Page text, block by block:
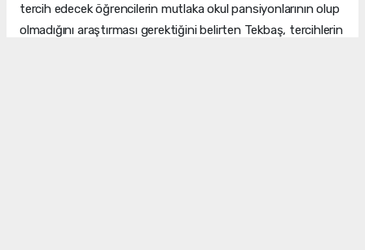
tercih edecek öğrencilerin mutlaka okul pansiyonlarının olup
olmadığını araştırması gerektiğini belirten Tekbaş, tercihlerin